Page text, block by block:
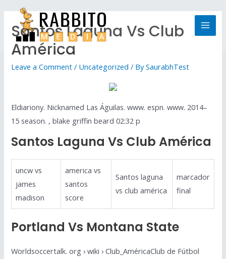
Santos Laguna Vs Club
América
Leave a Comment / Uncategorized / BySaurabhTest
Eldiariony. Nicknamed Las Águilas. www. espn. www. 2014–
15 season. , blake griffin beard 02:32 p
Santos Laguna Vs Club América
uncw vs
james
madison
america vs
santos
score
Santos laguna
vs club américa
marcador
final
Portland Vs Montana State
Worldsoccertalk. org › wiki › Club_AméricaClub de Fútbol